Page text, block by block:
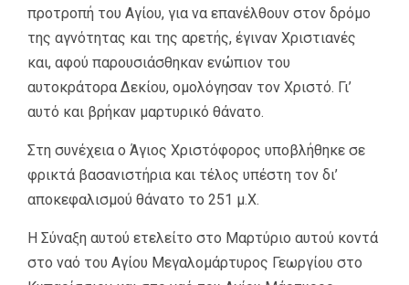
προτροπή του Αγίου, για να επανέλθουν στον δρόμο
της αγνότητας και της αρετής, έγιναν Χριστιανές
και, αφού παρουσιάσθηκαν ενώπιον του
αυτοκράτορα Δεκίου, ομολόγησαν τον Χριστό. Γι’
αυτό και βρήκαν μαρτυρικό θάνατο.
Στη συνέχεια ο Άγιος Χριστόφορος υποβλήθηκε σε
φρικτά βασανιστήρια και τέλος υπέστη τον δι’
αποκεφαλισμού θάνατο το 251 μ.Χ.
Η Σύναξη αυτού ετελείτο στο Μαρτύριο αυτού κοντά
στο ναό του Αγίου Μεγαλομάρτυρος Γεωργίου στο